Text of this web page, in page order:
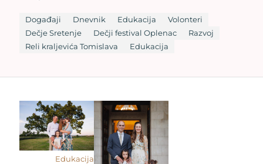
Događaji Dnevnik Edukacija
Volonteri
Dečje Sretenje
Dečji festival Oplenac
Razvoj
Reli kraljevića Tomislava
Edukacija
Edukacija